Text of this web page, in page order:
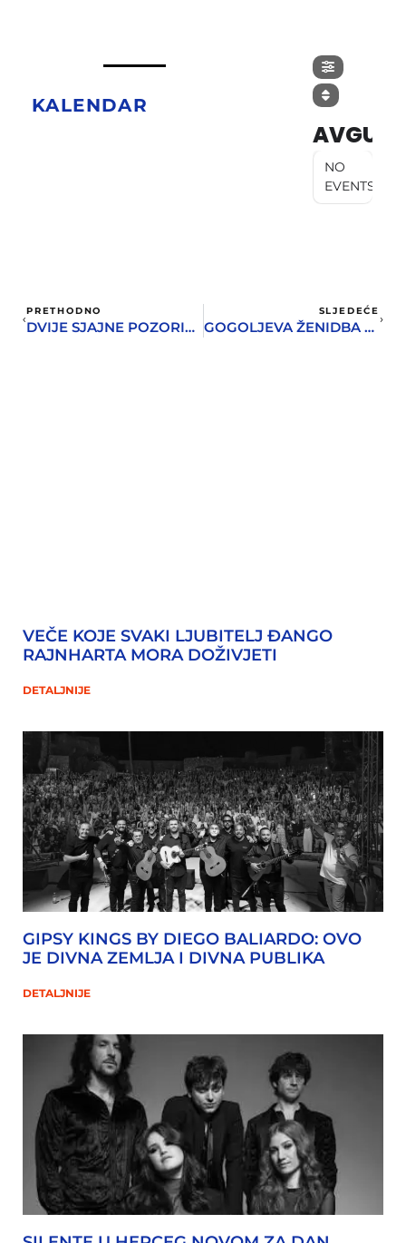
KALENDAR
AVGUST
NO
EVENTS
PRETHODNO
DVIJE SJAJNE POZORIŠNE PREDSTAVE U OKVIRU OKTOBARSKIH DANA
SLJEDEĆE
GOGOLJEVA ŽENIDBA NA DASKAMA DVORANE PARK
VEČE KOJE SVAKI LJUBITELJ ĐANGO
RAJNHARTA MORA DOŽIVJETI
DETALJNIJE
GIPSY KINGS BY DIEGO BALIARDO: OVO
JE DIVNA ZEMLJA I DIVNA PUBLIKA
DETALJNIJE